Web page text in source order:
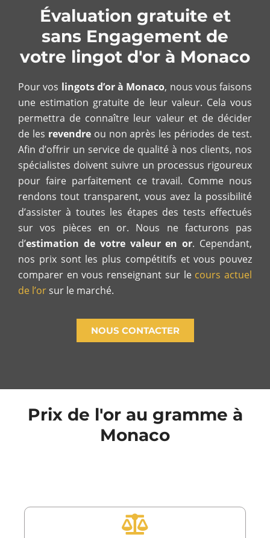
Évaluation gratuite et
sans Engagement de
votre lingot d'or à Monaco
Pour vos lingots d’or à Monaco, nous vous faisons
une estimation gratuite de leur valeur. Cela vous
permettra de connaître leur valeur et de décider
de les revendreou non après les périodes de test.
Afin d’offrir un service de qualité à nos clients, nos
spécialistes doivent suivre un processus rigoureux
pour faire parfaitement ce travail. Comme nous
rendons tout transparent, vous avez la possibilité
d’assister à toutes les étapes des tests effectués
sur vos pièces en or. Nous ne facturons pas
d’estimation de votre valeur en or. Cependant,
nos prix sont les plus compétitifs et vous pouvez
comparer en vous renseignant sur le cours actuel
de l’or sur le marché.
NOUS CONTACTER
Prix de l'or au gramme à
Monaco